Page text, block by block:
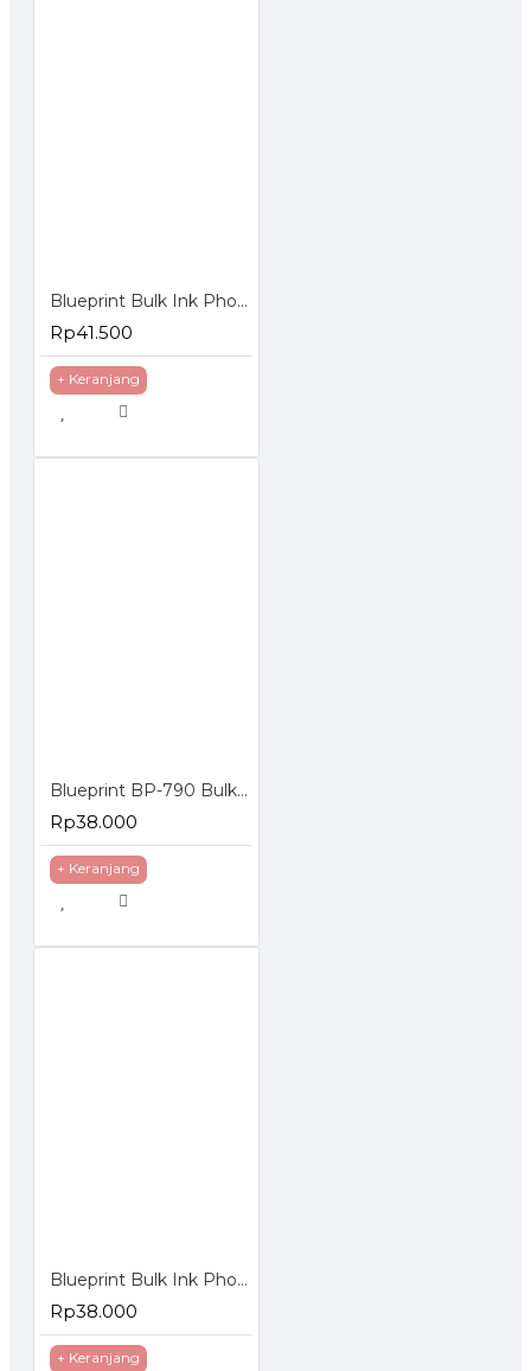
Blueprint Bulk Ink Photo 100 ml Epson Tinta Botol Kualitas Foto 6 Warna
Rp41.500
+ Keranjang
Blueprint BP-790 Bulk Ink Photo 70 ml Canon 4 Warna
Rp38.000
+ Keranjang
Blueprint Bulk Ink Photo 70 ml Epson 4 Warna
Rp38.000
+ Keranjang